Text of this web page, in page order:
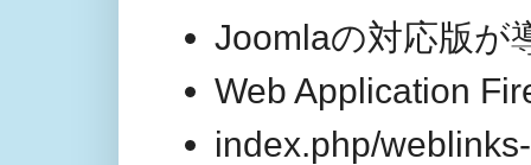
Joomlaの対応版が
Web Application
index.php/